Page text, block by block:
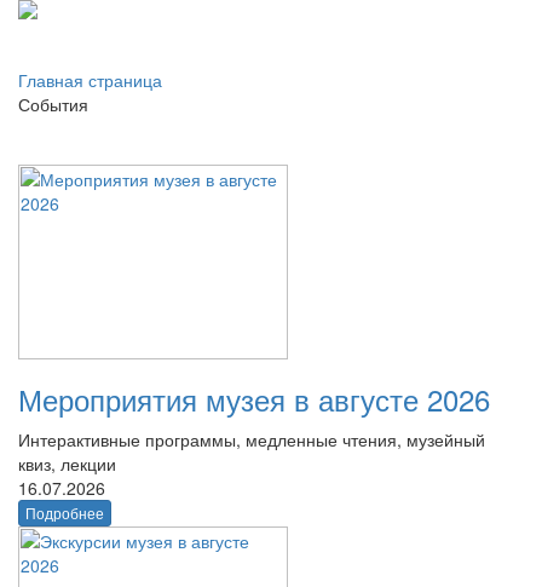
Главная страница
События
Мероприятия музея в августе 2026
Интерактивные программы, медленные чтения, музейный
квиз, лекции
16.07.2026
Подробнее